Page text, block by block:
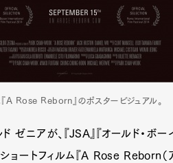
『A Rose Reborn』のポスタービジュアル。
ゼニアが、『JSA』『オールド・ボ
ョートフィルム『A Rose Reborn（